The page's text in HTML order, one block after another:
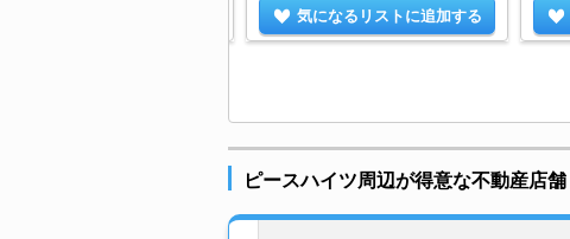
気になるリストに追加する
ピースハイツ周辺が得意な不動産店舗